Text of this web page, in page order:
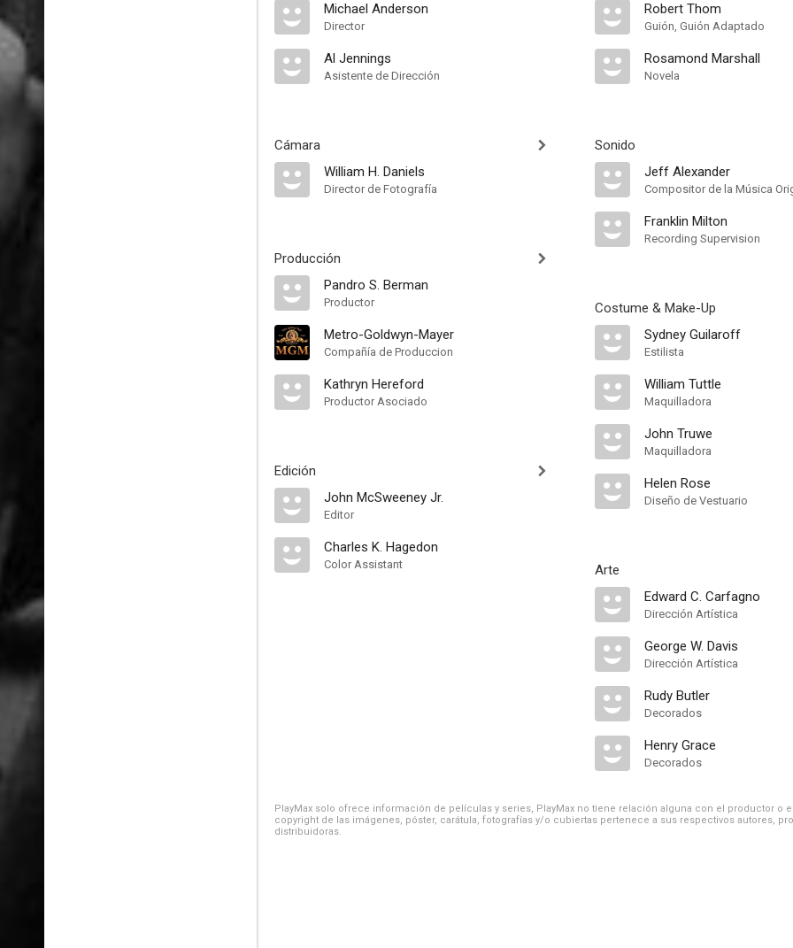
Michael Anderson
Director
Al Jennings
Asistente de Dirección
Cámara
William H. Daniels
Director de Fotografía
Producción
Pandro S. Berman
Productor
Metro-Goldwyn-Mayer
Compañía de Produccion
Kathryn Hereford
Productor Asociado
Edición
John McSweeney Jr.
Editor
Charles K. Hagedon
Color Assistant
Robert Thom
Guión, Guión Adaptado
Rosamond Marshall
Novela
Sonido
Jeff Alexander
Compositor de la Música
Franklin Milton
Recording Supervision
Costume & Make-Up
Sydney Guilaroff
Estilista
William Tuttle
Maquilladora
John Truwe
Maquilladora
Helen Rose
Diseño de Vestuario
Arte
Edward C. Carfagno
Dirección Artística
George W. Davis
Dirección Artística
Rudy Butler
Decorados
Henry Grace
Decorados
PlayMax solo ofrece información de películas y series, PlayMax no tiene relación alguna con el productor o
copyright de las imágenes, póster, carátula, fotografías y/o cubiertas pertenece a sus respectivos autores,
distribuidoras.